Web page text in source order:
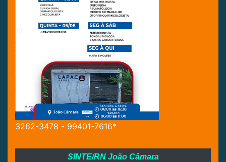
3262-3478 - 99401-7616*
SINTE/RN João Câmara